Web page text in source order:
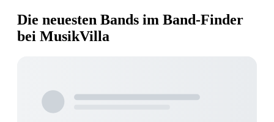
Die neuesten Bands im Band-Finder
bei MusikVilla